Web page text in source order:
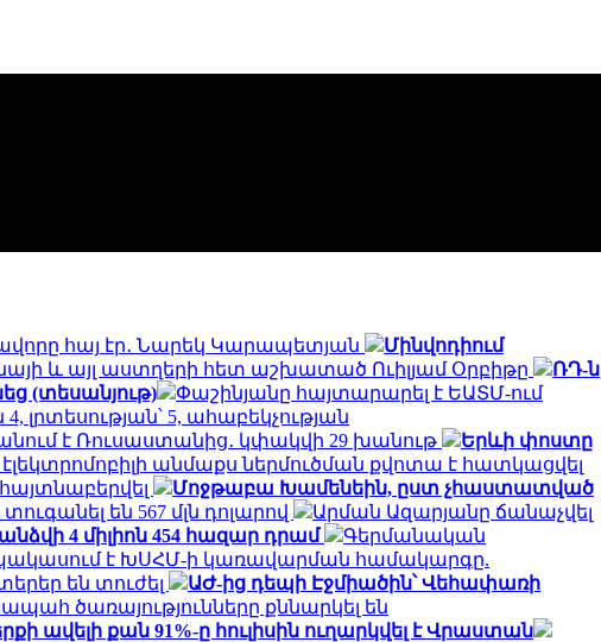
հայ էր․ Նարեկ Կարապետյան
Մինվոդիում
և այլ աստղերի հետ աշխատած Ուիլյամ Օրբիթը
ՌԴ-ն
(տեսանյութ)
Փաշինյանը հայտարարել է ԵԱՏՄ-ում
5, ահաբեկչության
է Ռուսաստանից․ կփակվի 29 խանութ
Երևի փոստը
անմաքս ներմուծման քվոտա է հատկացվել
Մոջթաբա Խամենեին, ըստ չհաստատված
տուգանել են 567 մլն դոլարով
Արման Ազարյանը ճանաչվել
4 միլիոն 454 հազար դրամ
Գերմանական
պակասում է ԽՍՀՄ-ի կառավարման համակարգը.
են տուժել
ԱԺ-ից դեպի Էջմիածին՝ Վեհափառի
ծառայությունները քննարկել են
քան 91%-ը հուլիսին ուղարկվել է Վրաստան